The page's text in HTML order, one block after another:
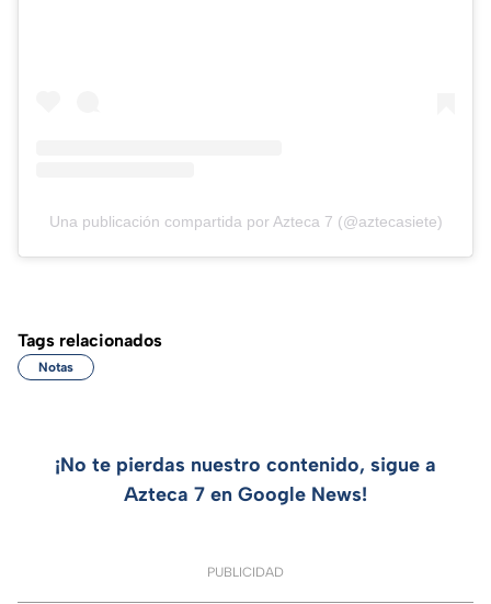
Una publicación compartida por Azteca 7 (@aztecasiete)
Tags relacionados
Notas
¡No te pierdas nuestro contenido, sigue a
Azteca 7 en Google News!
PUBLICIDAD